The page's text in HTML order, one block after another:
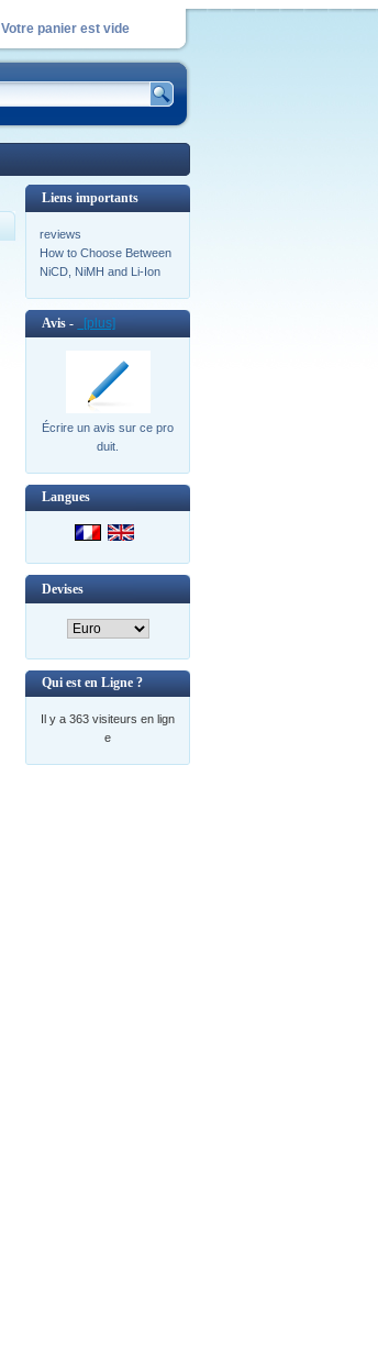
Votre panier est vide
Liens importants
reviews
How to Choose Between
NiCD, NiMH and Li-Ion
Avis - [plus]
Écrire un avis sur ce pro
duit.
Langues
Devises
Qui est en Ligne ?
Il y a 363 visiteurs en lign
e